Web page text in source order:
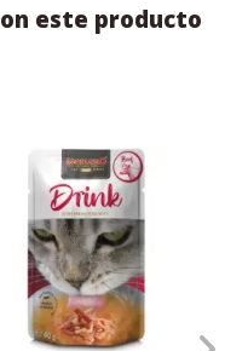
este producto